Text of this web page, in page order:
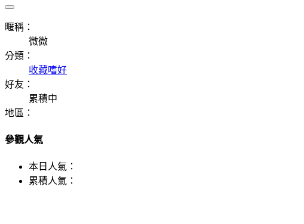
暱稱：
微微
分類：
收藏嗜好
好友：
累積中
地區：
參觀人氣
本日人氣：
累積人氣：